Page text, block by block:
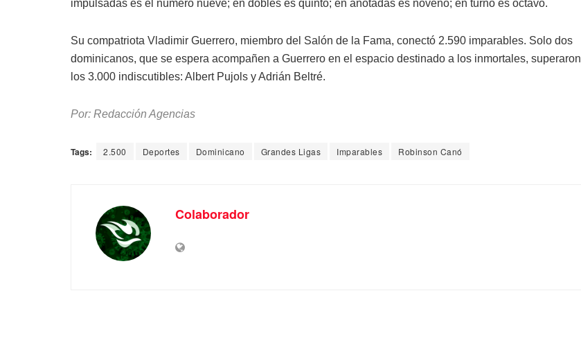
impulsadas es el número nueve; en dobles es quinto; en anotadas es noveno; en turno es octavo.
Su compatriota Vladimir Guerrero, miembro del Salón de la Fama, conectó 2.590 imparables. Solo dos
dominicanos, que se espera acompañen a Guerrero en el espacio destinado a los inmortales, superaron
los 3.000 indiscutibles: Albert Pujols y Adrián Beltré.
Por: Redacción Agencias
Tags: 2.500 Deportes Dominicano Grandes Ligas Imparables Robinson Canó
Colaborador